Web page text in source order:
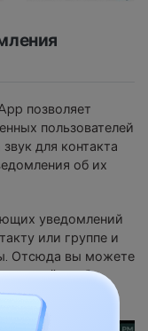
позволяет
пользователей
для контакта
об их
уведомлений
или группе и
Отсюда вы можете
звук", чтобы